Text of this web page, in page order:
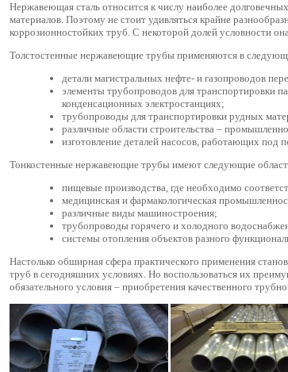
Нержавеющая сталь относится к числу наиболее
материалов. Поэтому не стоит удивляться крайне
коррозионностойких труб. С некоторой долей условности
Толстостенные нержавеющие трубы применяются в
детали магистральных нефте- и газопроводов
элементы трубопроводов для транспортировки
конденсационных электростанциях;
трубопроводы для транспортировки рудных
различные области строительства –
изготовление деталей насосов, работающих под
Тонкостенные нержавеющие трубы имеют следующие
пищевые производства, где необходимо
медицинская и фармакологическая
различные виды машиностроения;
трубопроводы горячего и холодного
системы отопления объектов разного
Настолько обширная сфера практического применения
труб в сегодняшних условиях. Но воспользоваться их
обязательного условия – приобретения качественного